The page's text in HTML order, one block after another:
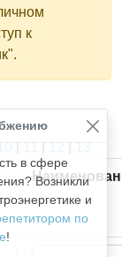
к
в сфере
Возникли
и
по
!
| 11 | 12 | 13